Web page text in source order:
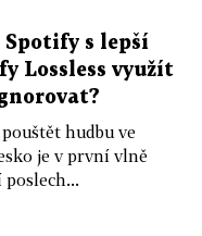
s lepší
Lossless využít
hudbu ve
je v první vlně